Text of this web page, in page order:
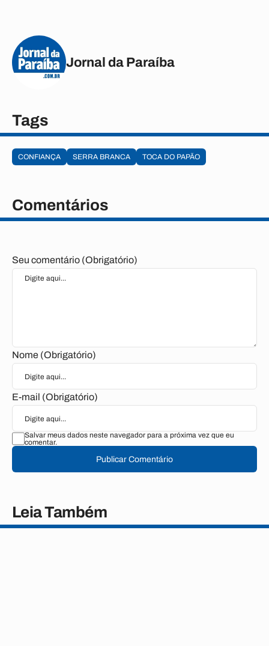
Jornal da Paraíba
Tags
CONFIANÇA SERRA BRANCA TOCA DO PAPÃO
Comentários
Seu comentário (Obrigatório)
Nome (Obrigatório)
E-mail (Obrigatório)
Salvar meus dados neste navegador para a próxima vez que eu
comentar.
Publicar Comentário
Leia Também